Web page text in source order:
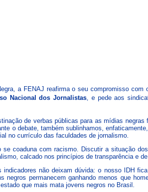
a FENAJ reafirma o seu compromisso com
Nacional dos Jornalistas, e pede aos
de verbas públicas para as mídias
o debate, também sublinhamos,
no currículo das faculdades de jornalismo.
coaduna com racismo. Discutir a situação
calcado nos princípios de transparência e
não deixam dúvida: o nosso IDH
permanecem ganhando menos que
que mais mata jovens negros no Brasil.